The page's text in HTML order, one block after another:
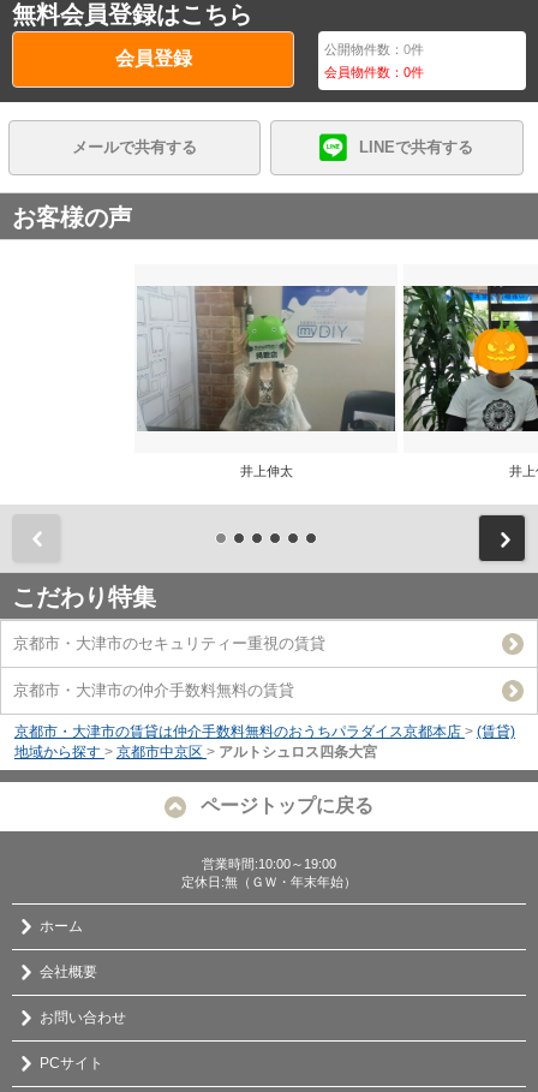
無料会員登録はこちら
会員登録 公開物件数：0件
会員物件数：0件
メールで共有する LINEで共有する
お客様の声
井上伸太 井上
こだわり特集
京都市・大津市のセキュリティー重視の賃貸
京都市・大津市の仲介手数料無料の賃貸
京都市・大津市の賃貸は仲介手数料無料のおうちパラダイス京都本店 > (賃貸)
地域から探す > 京都市中京区 > アルトシュロス四条大宮
ページトップに戻る
営業時間:10:00～19:00
定休日:無（ＧＷ・年末年始）
ホーム
会社概要
お問い合わせ
PCサイト